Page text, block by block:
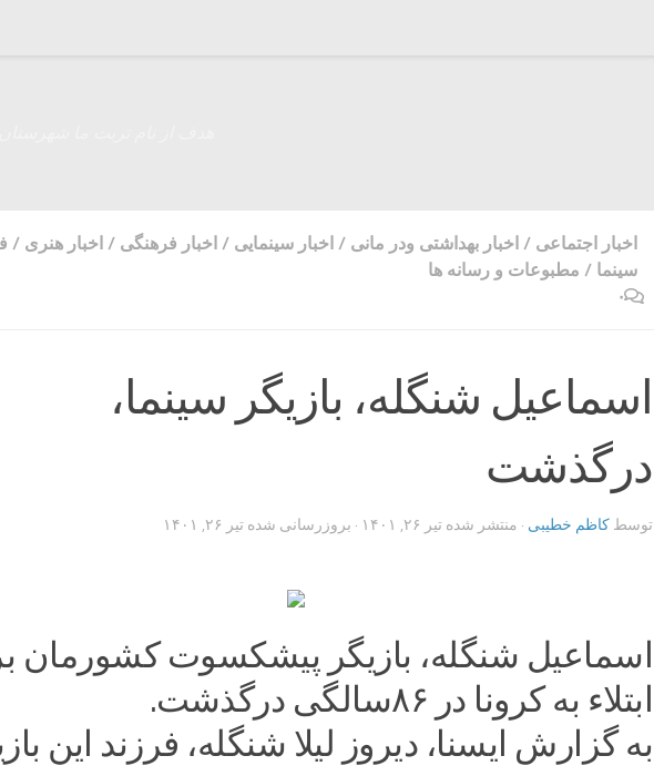
اخبار اجتماعی / اخبار بهداشتی ودر مانی / اخبار سینمایی / اخبار فرهنگی / اخبار هنری /
سینما / مطبوعات و رسانه ها
۰
اسماعیل شنگله، بازیگر سینما،
درگذشت
توسط کاظم خطیبی · منتشر شده تیر ۲۶, ۱۴۰۱ · بروزرسانی شده تیر ۲۶, ۱۴۰۱
اسماعیل شنگله، بازیگر پیشکسوت کشورمان بر
ابتلاء به کرونا در ۸۶سالگی درگذشت.
به گزارش ایسنا، دیروز لیلا شنگله، فرزند این